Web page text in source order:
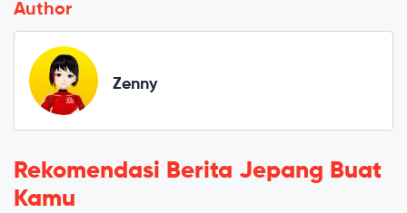
Author
Zenny
Rekomendasi Berita Jepang Buat
Kamu